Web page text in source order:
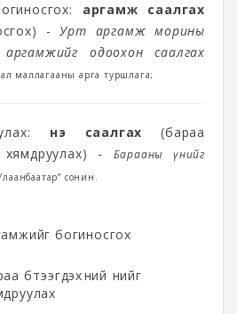
аргамж саалгах
-Урт аргамж морины
одоохон саалгах
маллагааны арга туршлага;
үнэ саалгах (бараа
хямдруулах) - Барааны үнийг
сонин.
богиносгох
бүтээгдэхүүний үнийг